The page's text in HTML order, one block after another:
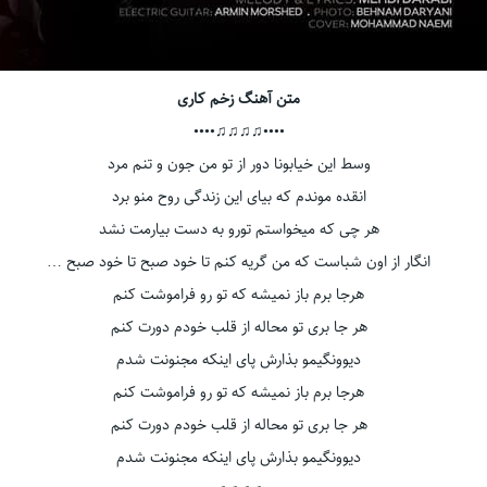
متن آهنگ زخم کاری
••••♫♫♫♫••••
وسط این خیابونا دور از تو من جون و تنم مرد
انقده موندم که بیای این زندگی روح منو برد
هر چی که میخواستم تورو به دست بیارمت نشد
انگار از اون شباست که من گریه کنم تا خود صبح تا خود صبح …
هرجا برم باز نمیشه که تو رو فراموشت کنم
هر جا بری تو محاله از قلب خودم دورت کنم
دیوونگیمو بذارش پای اینکه مجنونت شدم
هرجا برم باز نمیشه که تو رو فراموشت کنم
هر جا بری تو محاله از قلب خودم دورت کنم
دیوونگیمو بذارش پای اینکه مجنونت شدم